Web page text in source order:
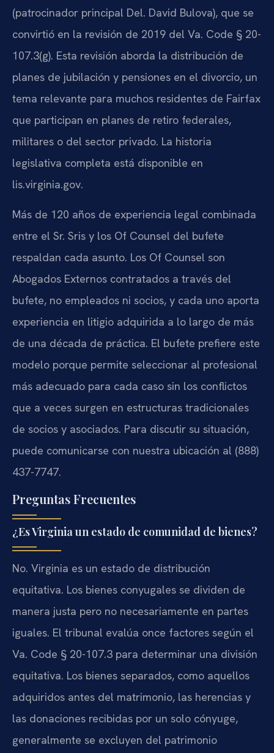
(patrocinador principal Del. David Bulova), que se
convirtió en la revisión de 2019 del Va. Code § 20-
107.3(g). Esta revisión aborda la distribución de
planes de jubilación y pensiones en el divorcio, un
tema relevante para muchos residentes de Fairfax
que participan en planes de retiro federales,
militares o del sector privado. La historia
legislativa completa está disponible en
lis.virginia.gov.
Más de 120 años de experiencia legal combinada
entre el Sr. Sris y los Of Counsel del bufete
respaldan cada asunto. Los Of Counsel son
Abogados Externos contratados a través del
bufete, no empleados ni socios, y cada uno aporta
experiencia en litigio adquirida a lo largo de más
de una década de práctica. El bufete prefiere este
modelo porque permite seleccionar al profesional
más adecuado para cada caso sin los conflictos
que a veces surgen en estructuras tradicionales
de socios y asociados. Para discutir su situación,
puede comunicarse con nuestra ubicación al (888)
437-7747.
Preguntas Frecuentes
¿Es Virginia un estado de comunidad de bienes?
No. Virginia es un estado de distribución
equitativa. Los bienes conyugales se dividen de
manera justa pero no necesariamente en partes
iguales. El tribunal evalúa once factores según el
Va. Code § 20-107.3 para determinar una división
equitativa. Los bienes separados, como aquellos
adquiridos antes del matrimonio, las herencias y
las donaciones recibidas por un solo cónyuge,
generalmente se excluyen del patrimonio